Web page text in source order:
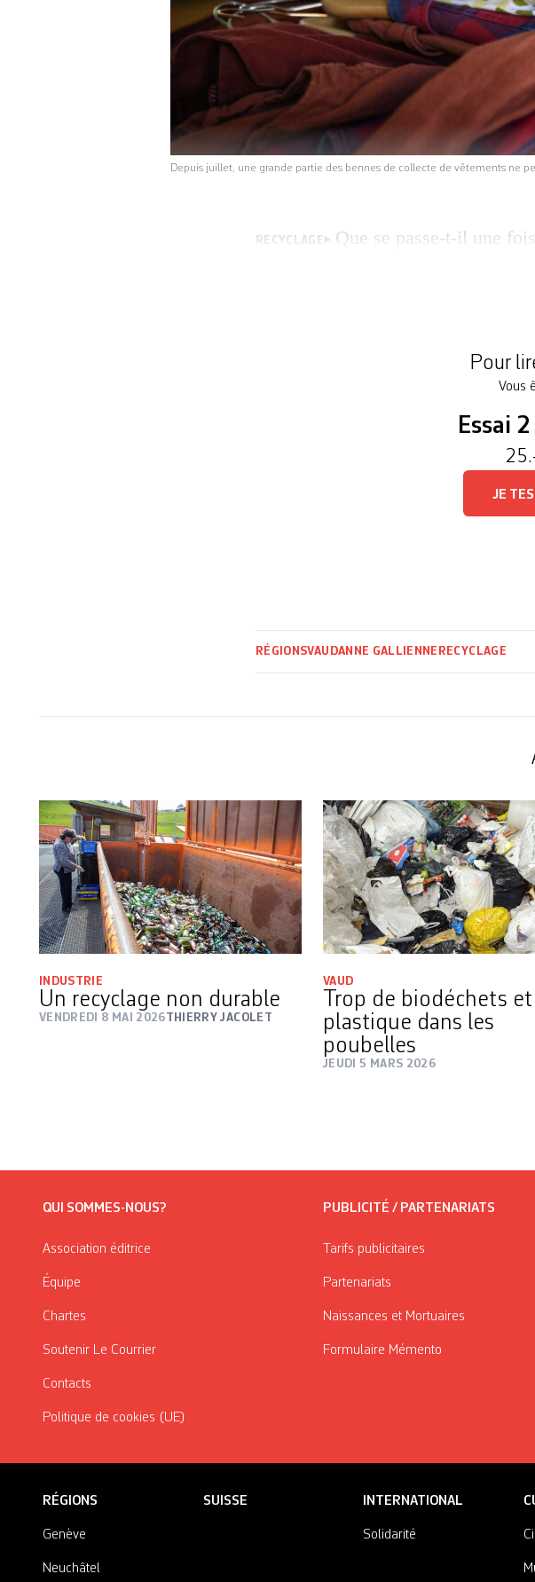
Depuis juillet, une grande partie des bennes de collecte de vêtements ne
RECYCLAGE
Que se passe-t-il une
Pour
Vous
Essai
JE
RÉGIONSVAUDANNE GALLIENNE RECYCLAGE
INDUSTRIE
Un recyclage non durable
VENDREDI 8 MAI 2026THIERRY JACOLET
VAUD
Trop de biodéchets
plastique dans les
poubelles
JEUDI 5 MARS 2026
QUI SOMMES-NOUS?
Association éditrice
Équipe
Chartes
Soutenir Le Courrier
Contacts
Politique de cookies (UE)
PUBLICITÉ / PARTENARIATS
Tarifs publicitaires
Partenariats
Naissances et Mortuaires
Formulaire Mémento
RÉGIONS
Genève
Neuchâtel
SUISSE INTERNATIONAL
Solidarité